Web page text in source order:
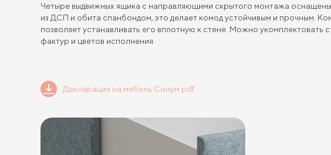
Четыре выдвижных ящика с направляющими скрытого монтажа оснащены
из ДСП и обита спанбондом, это делает комод устойчивым и прочным.
позволяет устанавливать его вплотную к стене. Можно
фактур и цветов исполнения.
Декларация на мебель Сонум.pdf